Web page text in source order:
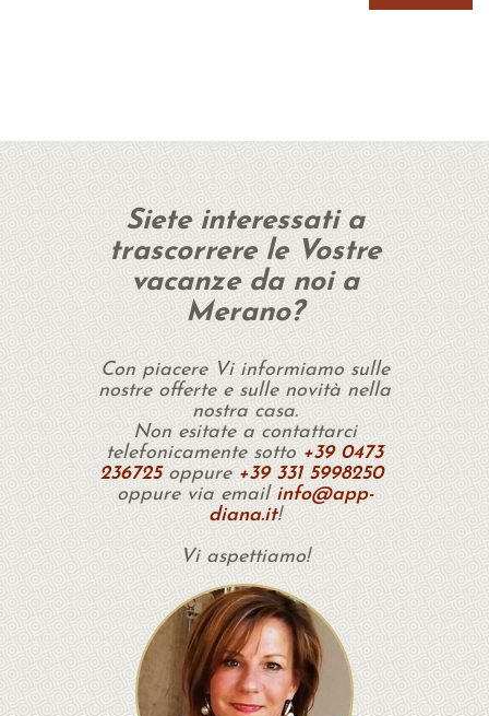
Siete interessati a
trascorrere le Vostre
vacanze da noi a
Merano?
Con piacere Vi informiamo sulle
nostre offerte e sulle novità nella
nostra casa.
Non esitate a contattarci
telefonicamente sotto +39 0473
236725oppure +39 331 5998250
oppure via email info@app-
diana.it!
Vi aspettiamo!